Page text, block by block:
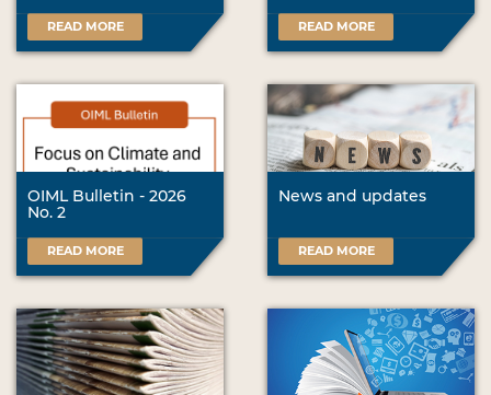
READ MORE READ MORE
OIML Bulletin - 2026
No. 2
READ MORE
News and updates
READ MORE